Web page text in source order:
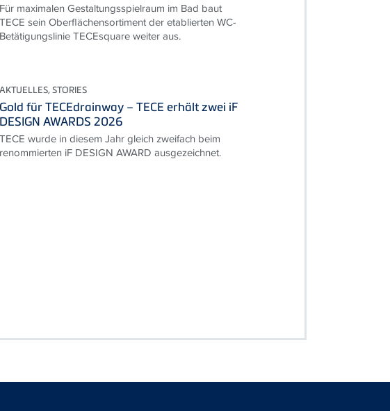
Für maximalen Gestaltungsspielraum im Bad baut
TECE sein Oberflächensortiment der etablierten WC-
Betätigungslinie TECEsquare weiter aus.
AKTUELLES, STORIES
Gold für TECEdrainway – TECE erhält zwei iF
DESIGN AWARDS 2026
TECE wurde in diesem Jahr gleich zweifach beim
renommierten iF DESIGN AWARD ausgezeichnet.